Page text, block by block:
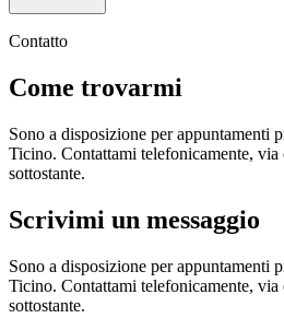
Contatto
Come trovarmi
Sono a disposizione per appuntamenti
Ticino. Contattami telefonicamente,
sottostante.
Scrivimi un messaggio
Sono a disposizione per appuntamenti
Ticino. Contattami telefonicamente,
sottostante.